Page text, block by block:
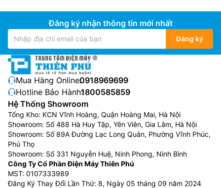
Tiết kiệm chi phí lắp đặt, bảo trì
Thay vì mỗi điều hòa đều phải lắp đặt riêng biệt một
dànnóng lạnhriêng thì điều hòa Multi chỉ cần lắp đặt
duy nhất một dàn nóng. Do đó bạn sẽ tiết kiệm được
phần chi phí vật tư lắp đặt như ống đồng, dây điện,…
Bên cạnh đó, việc sử dụng một dàn nóng còn giúp bạn
tiết kiệm được chi phí bảo trì và sửa chữa.
Tính linh hoạt cao
Điều hòa Multi linh hoạt trong lắp đặt vị trí và có khả
năng kết nối đa dạng các dàn lạnh. Dàn lạnh có thể là
dạng treo tường, dạng áp trần,điều hòa âm trần
điều hòa âm trần nối ống gió.
Đăng ký nhận thông tin mới nhất
Đăng ký
Mua Hàng Online:0918969699
Hotline Bảo Hành:1800585859
Hệ Thống Showroom
Tổng Kho: KCN Vĩnh Hoàng, Quận Hoàng Mai, Hà Nội
Showroom: Số 488 Hà Huy Tập, Yên Viên, Gia Lâm, Hà Nội
Showroom: Số 89A Đường Lạc Long Quân, Phường Vĩnh Phúc,
Phú Thọ
Showroom: Số 331 Nguyễn Huệ, Ninh Phong, Ninh Bình
Công Ty Cổ Phần Điện Máy Thiên Phú
MST: 0107333989
Đăng Ký Thay Đổi Lần Thứ: 8, Ngày 05 tháng 09 năm 2024